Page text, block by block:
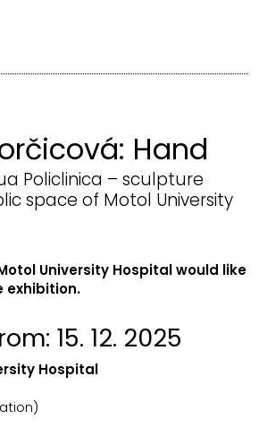
Hand
Policlinica – sculpture
space of Motol University
University Hospital would like
exhibition.
15. 12. 2025
Hospital